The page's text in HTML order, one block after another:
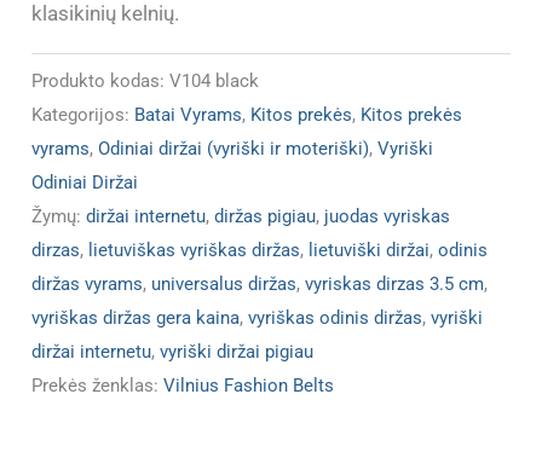
klasikinių kelnių.
Produkto kodas:V104 black
Kategorijos: Batai Vyrams, Kitos prekės, Kitos prekės
vyrams,Odiniai diržai (vyriški ir moteriški),Vyriški
Odiniai Diržai
Žymų:diržai internetu,diržas pigiau, juodas vyriskas
dirzas, lietuviškas vyriškas diržas, lietuviški diržai,odinis
diržas vyrams, universalus diržas,vyriskas dirzas 3.5 cm,
vyriškas diržas gera kaina,vyriškas odinis diržas,vyriški
diržai internetu,vyriški diržai pigiau
Prekės ženklas:Vilnius Fashion Belts